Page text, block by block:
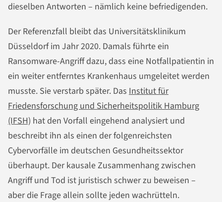
dieselben Antworten – nämlich keine befriedigenden.
Der Referenzfall bleibt das Universitätsklinikum
Düsseldorf im Jahr 2020. Damals führte ein
Ransomware-Angriff dazu, dass eine Notfallpatientin in
ein weiter entferntes Krankenhaus umgeleitet werden
musste. Sie verstarb später. Das Institut für
Friedensforschung und Sicherheitspolitik Hamburg
(IFSH) hat den Vorfall eingehend analysiert und
beschreibt ihn als einen der folgenreichsten
Cybervorfälle im deutschen Gesundheitssektor
überhaupt. Der kausale Zusammenhang zwischen
Angriff und Tod ist juristisch schwer zu beweisen –
aber die Frage allein sollte jeden wachrütteln.